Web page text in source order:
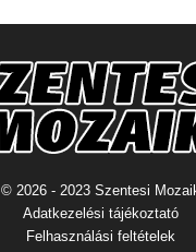
© 2026 - 2023 Szentesi
Adatkezelési tájékoztató
Felhasználási feltételek